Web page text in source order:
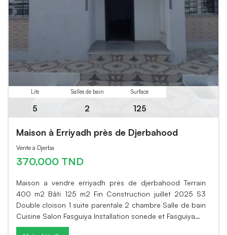
Lits
5
Salles de bain
2
Surface
125
Maison à Erriyadh près de Djerbahood
Vente à Djerba
370,000 TND
Maison a vendre erriyadh près de djerbahood Terrain
400 m2 Bâti 125 m2 Fin Construction juillet 2025 S3
Double cloison 1 suite parentale 2 chambre Salle de bain
Cuisine Salon Fasguiya Installation sonede et Fasguiya…